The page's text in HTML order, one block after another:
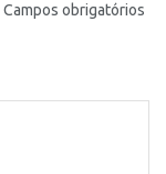
Campos obrigatórios